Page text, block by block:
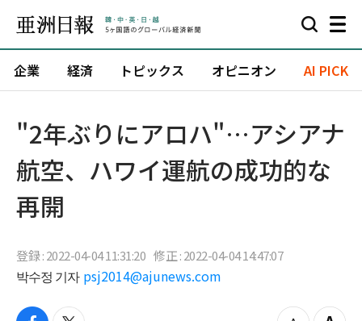
企業 経済 トピックス オピニオン AI PICK
"2年ぶりにアロハ"…アシアナ
航空、ハワイ運航の成功的な
再開
登録 : 2022-04-04 11:31:20 修正 : 2022-04-04 14:47:07
박수정 기자 psj2014@ajunews.com